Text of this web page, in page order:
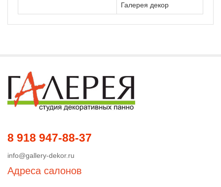
Галерея декор
8 918 947-88-37
info@gallery-dekor.ru
Адреса салонов